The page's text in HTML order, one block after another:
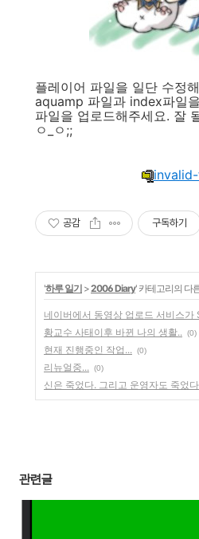
플레이어 파일을 일단 수정
aquamp 파일과 index파일
파일을 업로드해주세요. 잘
ㅇ_ㅇ;;
공감 구독하기
'하루 일기 >2006 Diary' 카테고리의 다
네이버에서 동영상 업로드 서비스가
황교수 사태이후 바뀐 나의 생활.. (0)
현재 진행중인 작업... (0)
리뉴얼중... (0)
신은 죽었다. 그리고 운영자도 죽었
관련글